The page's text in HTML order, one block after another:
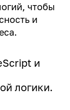
чтобы
и
и
логики.